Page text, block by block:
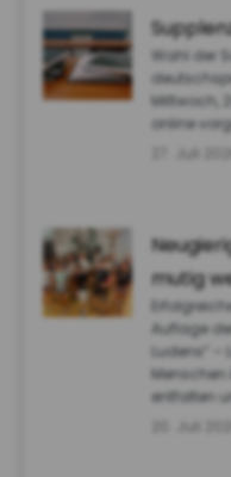
Wahl der
Mittwoch,
online
mutig
Auflage
Ludens“
Menschen
entfalten